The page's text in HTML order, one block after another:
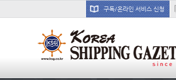
구독/온라인 서비스 신청